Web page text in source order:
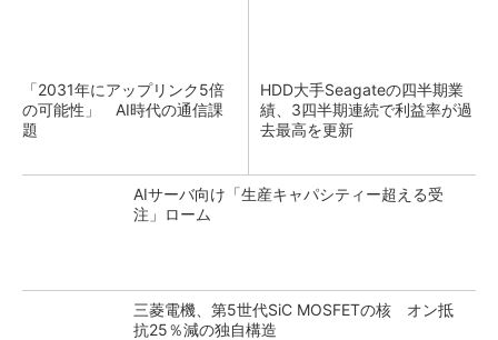
「2031年にアップリンク5倍
の可能性」 AI時代の通信課
題
HDD大手Seagateの四半期業
績、3四半期連続で利益率が過
去最高を更新
AIサーバ向け「生産キャパシティー超える受
注」ローム
三菱電機、第5世代SiC MOSFETの核 オン抵
抗25％減の独自構造